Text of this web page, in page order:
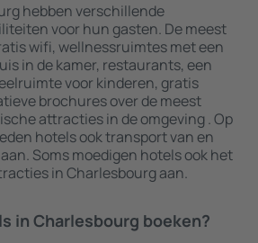
hebben verschillende
voor hun gasten. De meest
wifi, wellnessruimtes met een
in de kamer, restaurants, een
voor kinderen, gratis
brochures over de meest
attracties in de omgeving . Op
hotels ook transport van en
Soms moedigen hotels ook het
in Charlesbourg aan.
in Charlesbourg boeken?